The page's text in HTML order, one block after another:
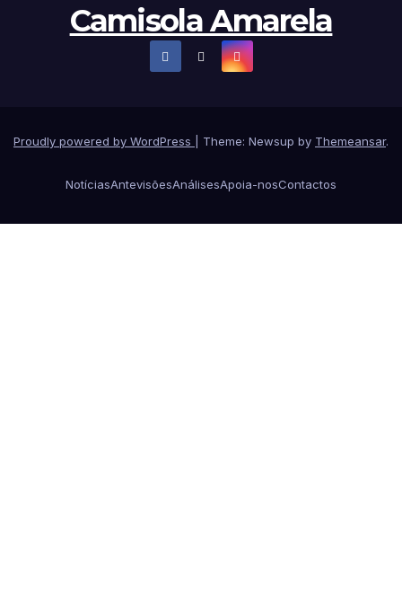
Camisola Amarela
Proudly powered by WordPress Theme: Newsup by Themeansar.
NotíciasAntevisõesAnálisesApoia-nosContactos